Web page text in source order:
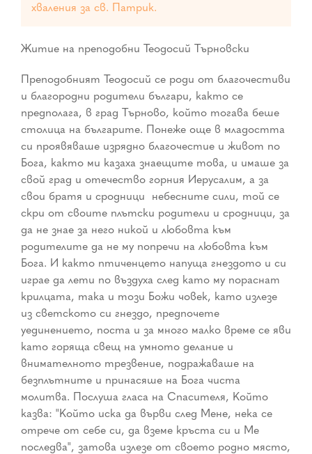
хваления за св. Патрик.
Житие на преподобни Теодосий Търновски
Преподобният Теодосий се роди от благочестиви
и благородни родители българи, както се
предполага, в град Търново, който тогава беше
столица на българите. Понеже още в младостта
си проявяваше изрядно благочестие и живот по
Бога, както ми казаха знаещите това, и имаше за
свой град и отечество горния Иерусалим, а за
свои братя и сродници ­ небесните сили, той се
скри от своите плътски родители и сродници, за
да не знае за него никой и любовта към
родителите да не му попречи на любовта към
Бога. И както птиченцето напуща гнездото и си
играе да лети по въздуха след като му пораснат
крилцата, така и този Божи човек, като излезе
из светското си гнездо, предпочете
уединението, поста и за много малко време се яви
като горяща свещ на умното делание и
внимателното трезвение, подражаваше на
безплътните и принасяше на Бога чиста
молитва. Послуша гласа на Спасителя, Който
казва: "Който иска да върви след Мене, нека се
отрече от себе си, да вземе кръста си и Ме
последва", затова излезе от своето родно място,